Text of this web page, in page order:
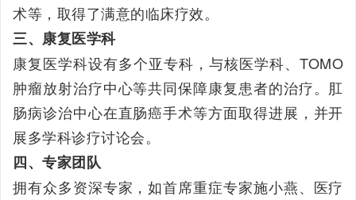
术等，取得了满意的临床疗效。
三、康复医学科
康复医学科设有多个亚专科，与核医学科、TOMO
肿瘤放射治疗中心等共同保障康复患者的治疗。肛
肠病诊治中心在直肠癌手术等方面取得进展，并开
展多学科诊疗讨论会。
四、专家团队
拥有众多资深专家，如首席重症专家施小燕、医疗